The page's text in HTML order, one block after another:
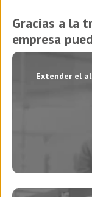
Gracias a la
empresa
Extender el